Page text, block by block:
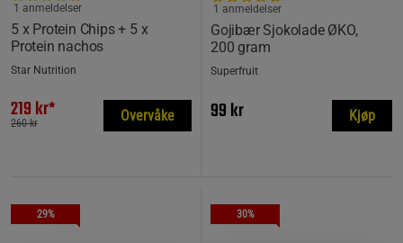
5 x Protein Chips + 5 x
Protein nachos
1 anmeldelser
Star Nutrition
219 kr*
260 kr Overvåke
Gojibær Sjokolade ØKO,
200 gram
1 anmeldelser
Superfruit
99 kr Kjøp
29% 30%